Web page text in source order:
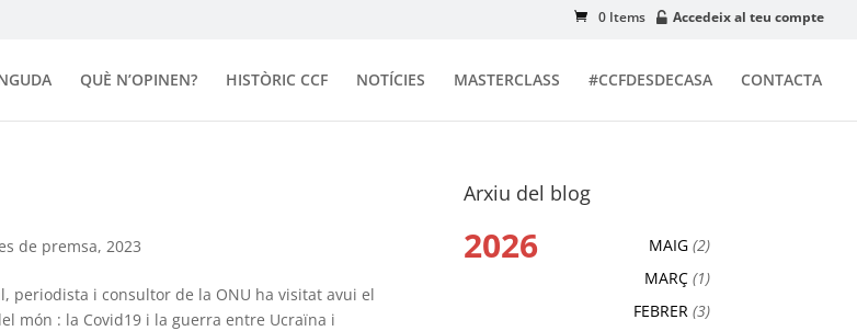
0 Items Accedeix al teu compte
QUÈ N’OPINEN? HISTÒRIC CCF NOTÍCIES MASTERCLASS #CCFDESDECASA CONTACTA
de premsa,2023
periodista i consultor de la ONU ha visitat avui el
món : la Covid19 i la guerra entre Ucraïna i
Arxiu del blog
2026 MAIG (2)
MARÇ (1)
FEBRER (3)